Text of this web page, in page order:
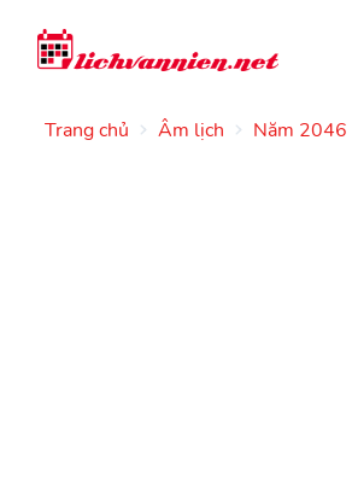
Trang chủ Âm lịch Năm 2046